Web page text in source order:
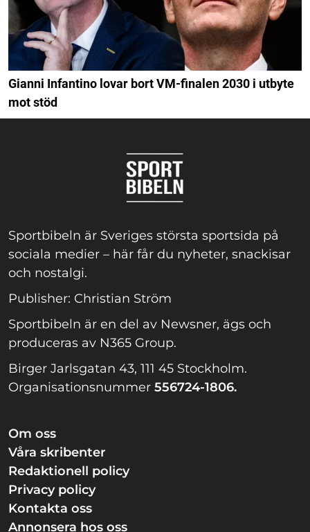
Gianni Infantino lovar bort VM-finalen 2030 i utbyte
mot stöd
Sportbibeln är Sveriges största sportsida på
sociala medier – här får du nyheter, snackisar
och nostalgi.
Publisher: Christian Ström
Sportbibeln är en del av Newsner, ägs och
produceras av N365 Group.
Birger Jarlsgatan 43, 111 45 Stockholm.
Organisationsnummer 556724-1806.
Om oss
Våra skribenter
Redaktionell policy
Privacy policy
Kontakta oss
Annonsera hos oss